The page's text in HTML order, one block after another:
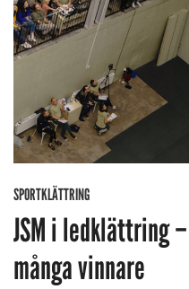
SPORTKLÄTTRING
JSM i ledklättring
många vinnare